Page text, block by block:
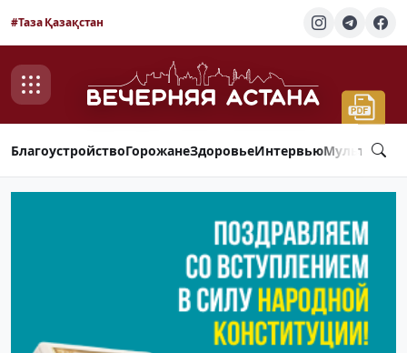
#Таза Қазақстан
БлагоустройствоГорожанеЗдоровьеИнтервью